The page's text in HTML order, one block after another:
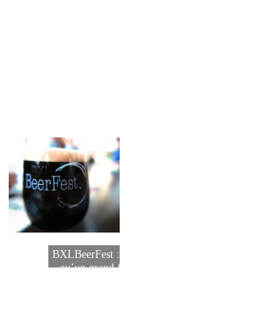
BXLBeerFest : la confirmation
qu’un grand festival est né !